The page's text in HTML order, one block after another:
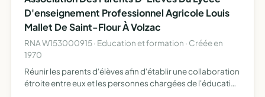
D'enseignement Professionnel Agricole Louis
Mallet De Saint-Flour À Volzac
RNA W153000915 · Education et formation · Créée en
1970
Réunir les parents d'élèves afin d'établir une collaboration
étroite entre eux et les personnes chargées de l'éducation